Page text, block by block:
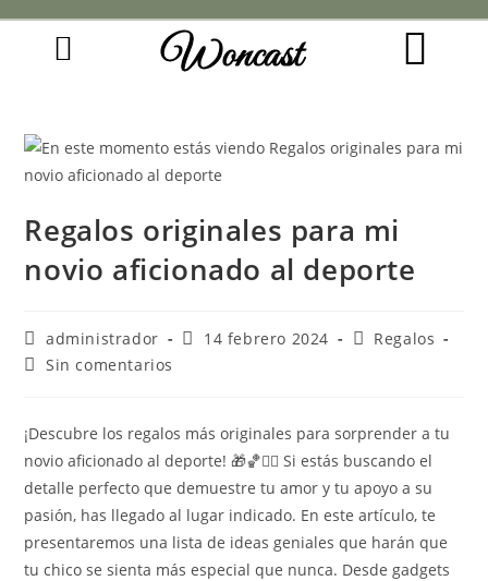
Woncast
Regalos originales para mi
novio aficionado al deporte
administrador 14 febrero 2024
Regalos
Sin comentarios
¡Descubre los regalos más originales para sorprender a tu
novio aficionado al deporte! 🎁🏀🏃‍♂️ Si estás buscando el
detalle perfecto que demuestre tu amor y tu apoyo a su
pasión, has llegado al lugar indicado. En este artículo, te
presentaremos una lista de ideas geniales que harán que
tu chico se sienta más especial que nunca. Desde gadgets